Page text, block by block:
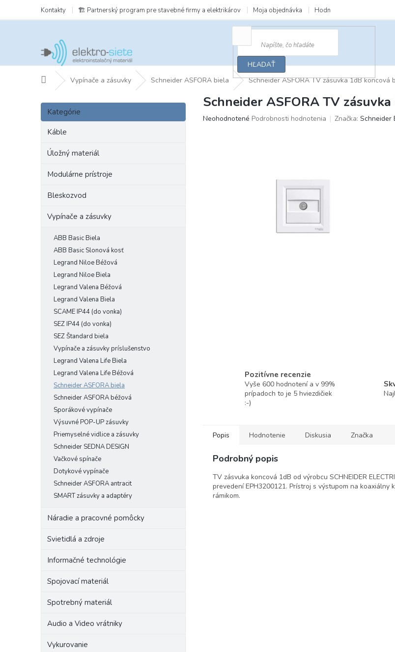
obsah
Kontakty 🏗️ Partnerský program pre stavebné firmy a elektrikárov Moja objednávka Hodnotenie obchodu
HĽADAŤ
DomovVypínače a zásuvky Schneider ASFORA biela Schneider ASFORA TV zásuvka 1dB koncová
B
č
Preskočiť
kategórie
Kategórie
Káble
Úložný materiál
Modulárne prístroje
Bleskozvod
Vypínače a zásuvky
ABB Basic Biela
ABB Basic Slonová kosť
Legrand Niloe Béžová
Legrand Niloe Biela
Legrand Valena Béžová
Legrand Valena Biela
SCAME IP44 (do vonka)
SEZ IP44 (do vonka)
SEZ Štandard biela
Vypínače a zásuvky príslušenstvo
Legrand Valena Life Biela
Legrand Valena Life Béžová
Schneider ASFORA biela
Schneider ASFORA béžová
Sporákové vypínače
Výsuvné POP-UP zásuvky
Priemyselné vidlice a zásuvky
Schneider SEDNA DESIGN
Vačkové spínače
Dotykové vypínače
Schneider ASFORA antracit
SMART zásuvky a adaptéry
Náradie a pracovné pomôcky
Svietidlá a zdroje
Informačné technológie
Spojovací materiál
Spotrebný materiál
Audio a Video vrátniky
Vykurovanie
Schneider ASFORA TV
Priemerné
Neohodnotené Podrobnosti hodnotenia Značka: Schneider
Pozitívne recenzie
Vyše 600 hodnotení a v 99%
prípadoch to je 5 hviezdičiek
:-)
Popis Hodnotenie Diskusia Značka
Podrobný popis
TV zásvuka koncová 1dB od výrobcu SCHNEIDER
prevedení EPH3200121. Prístroj s výstupom na koaxiálny
rámikom.